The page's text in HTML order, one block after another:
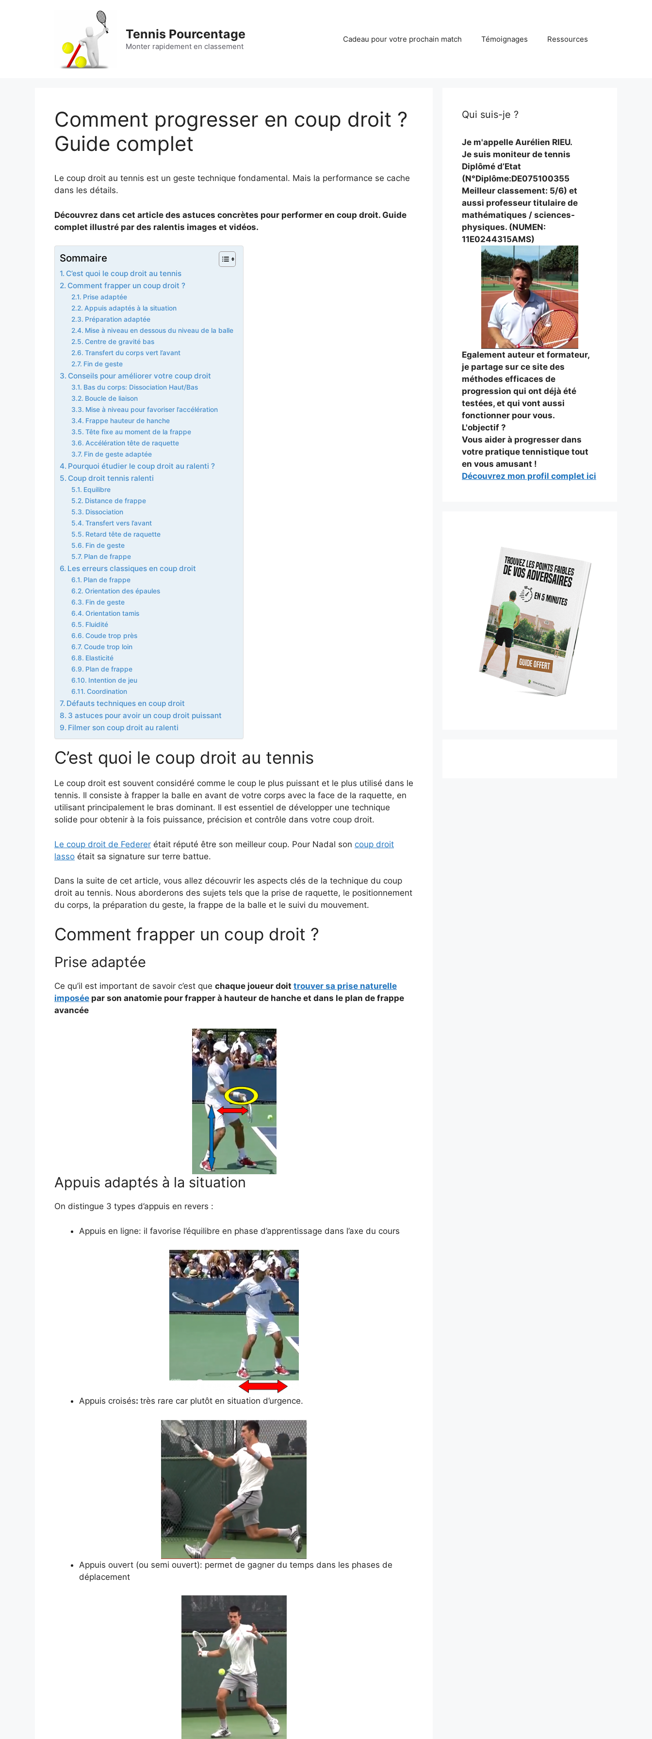
Tennis Pourcentage
Monter rapidement en classement
Cadeau pour votre prochain match Témoignages Ressources
Comment progresser en coup droit ?
Guide complet
Le coup droit au tennis est un geste technique fondamental. Mais la performance se cache
dans les détails.
Découvrez dans cet article des astuces concrètes pour performer en coup droit. Guide
complet illustré par des ralentis images et vidéos.
Sommaire
C’est quoi le coup droit au tennis
Comment frapper un coup droit ?
Prise adaptée
Appuis adaptés à la situation
Préparation adaptée
Mise à niveau en dessous du niveau de la balle
Centre de gravité bas
Transfert du corps vert l’avant
Fin de geste
Conseils pour améliorer votre coup droit
Bas du corps: Dissociation Haut/Bas
Boucle de liaison
Mise à niveau pour favoriser l’accélération
Frappe hauteur de hanche
Tête fixe au moment de la frappe
Accélération tête de raquette
Fin de geste adaptée
Pourquoi étudier le coup droit au ralenti ?
Coup droit tennis ralenti
Equilibre
Distance de frappe
Dissociation
Transfert vers l’avant
Retard tête de raquette
Fin de geste
Plan de frappe
Les erreurs classiques en coup droit
Plan de frappe
Orientation des épaules
Fin de geste
Orientation tamis
Fluidité
Coude trop près
Coude trop loin
Elasticité
Plan de frappe
Intention de jeu
Coordination
Défauts techniques en coup droit
3 astuces pour avoir un coup droit puissant
Filmer son coup droit au ralenti
C’est quoi le coup droit au tennis
Le coup droit est souvent considéré comme le coup le plus puissant et le plus utilisé dans le
tennis. Il consiste à frapper la balle en avant de votre corps avec la face de la raquette, en
utilisant principalement le bras dominant. Il est essentiel de développer une technique
solide pour obtenir à la fois puissance, précision et contrôle dans votre coup droit.
Le coup droit de Federer était réputé être son meilleur coup. Pour Nadal son coup droit
lasso était sa signature sur terre battue.
Dans la suite de cet article, vous allez découvrir les aspects clés de la technique du coup
droit au tennis. Nous aborderons des sujets tels que la prise de raquette, le positionnement
du corps, la préparation du geste, la frappe de la balle et le suivi du mouvement.
Comment frapper un coup droit ?
Prise adaptée
Ce qu’il est important de savoir c’est que chaque joueur doit trouver sa prise naturelle
imposée par son anatomie pour frapper à hauteur de hanche et dans le plan de frappe
avancée
Appuis adaptés à la situation
On distingue 3 types d’appuis en revers :
Appuis en ligne: il favorise l’équilibre en phase d’apprentissage dans l’axe du cours
Appuis croisés: très rare car plutôt en situation d’urgence.
Appuis ouvert (ou semi ouvert): permet de gagner du temps dans les phases de
déplacement
Qui suis-je ?
Je m'appelle Aurélien RIEU.
Je suis moniteur de tennis
Diplômé d’Etat
(N°Diplôme:DE075100355
Meilleur classement: 5/6) et
aussi professeur titulaire de
mathématiques / sciences-
physiques. (NUMEN:
11E0244315AMS)
Egalement auteur et formateur,
je partage sur ce site des
méthodes efficaces de
progression qui ont déjà été
testées, et qui vont aussi
fonctionner pour vous.
L'objectif ?
Vous aider à progresser dans
votre pratique tennistique tout
en vous amusant !
Découvrez mon profil complet ici